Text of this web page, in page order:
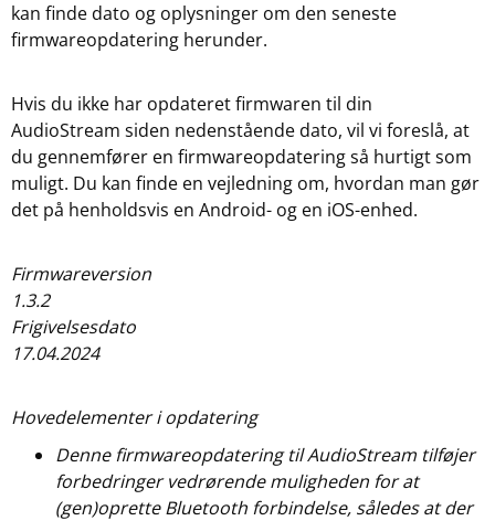
kan finde dato og oplysninger om den seneste
firmwareopdatering herunder.
Hvis du ikke har opdateret firmwaren til din
AudioStream siden nedenstående dato, vil vi foreslå, at
du gennemfører en firmwareopdatering så hurtigt som
muligt. Du kan finde en vejledning om, hvordan man gør
det på henholdsvis en Android- og en iOS-enhed.
Firmwareversion
1.3.2
Frigivelsesdato
17.04.2024
Hovedelementer i opdatering
Denne firmwareopdatering til AudioStream tilføjer
forbedringer vedrørende muligheden for at
(gen)oprette Bluetooth forbindelse, således at der